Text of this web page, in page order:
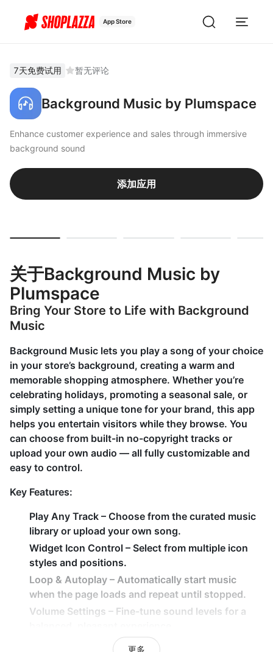
App Store
7天免费试用 暂无评论
Background Music by Plumspace
Enhance customer experience and sales through immersive
background sound
添加应用
关于Background Music by
Plumspace
Bring Your Store to Life with Background
Music
Background Music lets you play a song of your choice
in your store’s background, creating a warm and
memorable shopping atmosphere. Whether you’re
celebrating holidays, promoting a seasonal sale, or
simply setting a unique tone for your brand, this app
helps you entertain visitors while they browse. You
can choose from built-in no-copyright tracks or
upload your own audio — all fully customizable and
easy to control.
Key Features:
Play Any Track – Choose from the curated music
library or upload your own song.
Widget Icon Control – Select from multiple icon
styles and positions.
Loop & Autoplay – Automatically start music
when the page loads and repeat until stopped.
Volume Settings – Fine-tune sound levels for a
– Add background music to any
更多